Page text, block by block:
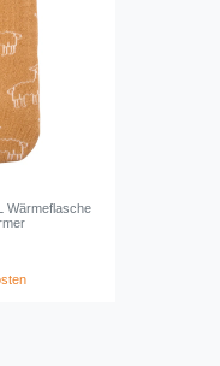
Wärmeflasche